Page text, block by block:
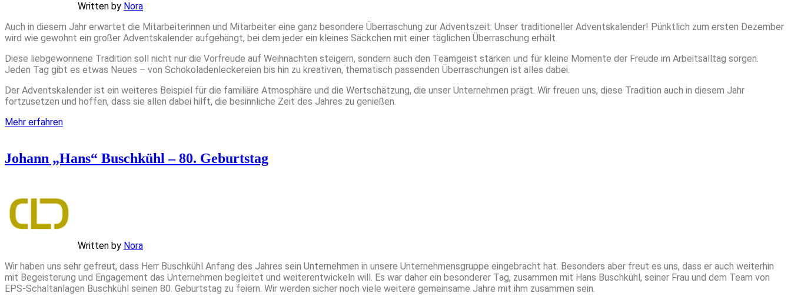
Written by Nora
Auch in diesem Jahr erwartet die Mitarbeiterinnen und Mitarbeiter eine ganz besondere Überraschung zur Adventszeit: Unser traditioneller Adventskalender! Pünktlich zum ersten Dezember
wird wie gewohnt ein großer Adventskalender aufgehängt, bei dem jeder ein kleines Säckchen mit einer täglichen Überraschung erhält.
Diese liebgewonnene Tradition soll nicht nur die Vorfreude auf Weihnachten steigern, sondern auch den Teamgeist stärken und für kleine Momente der Freude im Arbeitsalltag sorgen.
Jeden Tag gibt es etwas Neues – von Schokoladenleckereien bis hin zu kreativen, thematisch passenden Überraschungen ist alles dabei.
Der Adventskalender ist ein weiteres Beispiel für die familiäre Atmosphäre und die Wertschätzung, die unser Unternehmen prägt. Wir freuen uns, diese Tradition auch in diesem Jahr
fortzusetzen und hoffen, dass sie allen dabei hilft, die besinnliche Zeit des Jahres zu genießen.
Mehr erfahren
Johann „Hans“ Buschkühl – 80. Geburtstag
Written by Nora
Wir haben uns sehr gefreut, dass Herr Buschkühl Anfang des Jahres sein Unternehmen in unsere Unternehmensgruppe eingebracht hat. Besonders aber freut es uns, dass er auch weiterhin
mit Begeisterung und Engagement das Unternehmen begleitet und weiterentwickeln will. Es war daher ein besonderer Tag, zusammen mit Hans Buschkühl, seiner Frau und dem Team von
EPS-Schaltanlagen Buschkühl seinen 80. Geburtstag zu feiern. Wir werden sicher noch viele weitere gemeinsame Jahre mit ihm zusammen sein.